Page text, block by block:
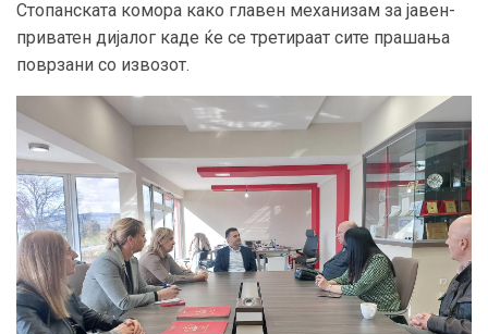
Стопанската комора како главен механизам за јавен-
приватен дијалог каде ќе се третираат сите прашања
поврзани со извозот.